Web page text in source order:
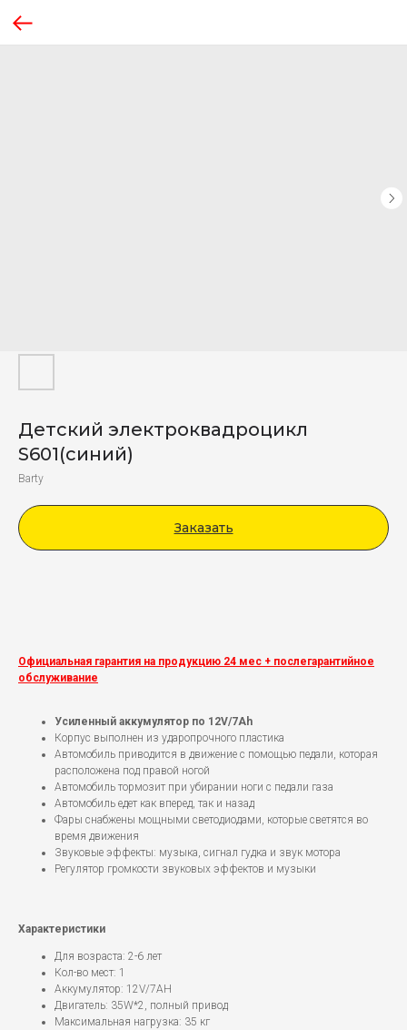
Детский электроквадроцикл
S601(синий)
Barty
Заказать
Официальная гарантия на продукцию 24 мес + послегарантийное
обслуживание
Усиленный аккумулятор по 12V/7Ah
Корпус выполнен из ударопрочного пластика
Автомобиль приводится в движение с помощью педали, которая
расположена под правой ногой
Автомобиль тормозит при убирании ноги с педали газа
Автомобиль едет как вперед, так и назад
Фары снабжены мощными светодиодами, которые светятся во
время движения
Звуковые эффекты: музыка, сигнал гудка и звук мотора
Регулятор громкости звуковых эффектов и музыки
Характеристики
Для возраста: 2-6 лет
Кол-во мест: 1
Аккумулятор: 12V/7AH
Двигатель: 35W*2, полный привод
Максимальная нагрузка: 35 кг